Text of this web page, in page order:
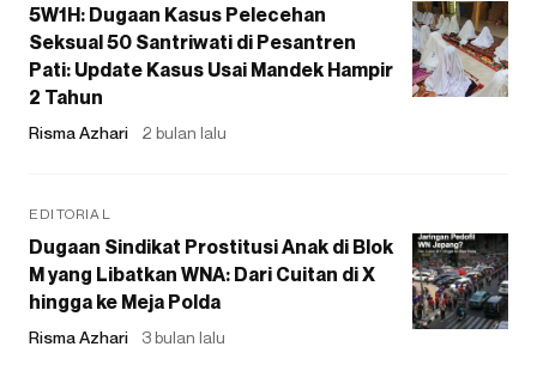
5W1H: Dugaan Kasus Pelecehan
Seksual 50 Santriwati di Pesantren
Pati: Update Kasus Usai Mandek Hampir
2 Tahun
Risma Azhari 2 bulan lalu
EDITORIAL
Dugaan Sindikat Prostitusi Anak di Blok
M yang Libatkan WNA: Dari Cuitan di X
hingga ke Meja Polda
Risma Azhari 3 bulan lalu